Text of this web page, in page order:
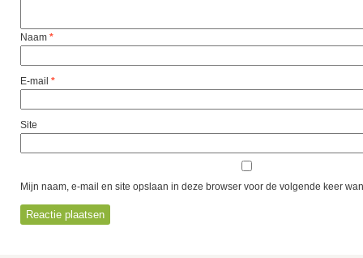
Naam *
E-mail *
Site
Mijn naam, e-mail en site opslaan in deze browser voor de volgende keer